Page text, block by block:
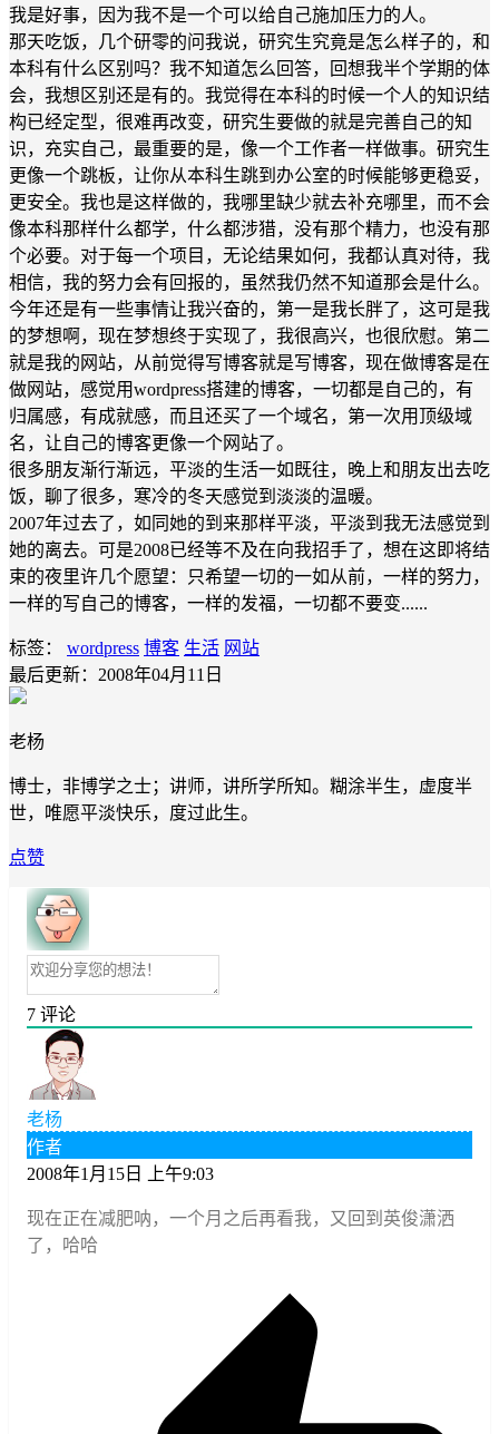
我是好事，因为我不是一个可以给自己施加压力的人。
那天吃饭，几个研零的问我说，研究生究竟是怎么样子的，和
本科有什么区别吗？我不知道怎么回答，回想我半个学期的体
会，我想区别还是有的。我觉得在本科的时候一个人的知识结
构已经定型，很难再改变，研究生要做的就是完善自己的知
识，充实自己，最重要的是，像一个工作者一样做事。研究生
更像一个跳板，让你从本科生跳到办公室的时候能够更稳妥，
更安全。我也是这样做的，我哪里缺少就去补充哪里，而不会
像本科那样什么都学，什么都涉猎，没有那个精力，也没有那
个必要。对于每一个项目，无论结果如何，我都认真对待，我
相信，我的努力会有回报的，虽然我仍然不知道那会是什么。
今年还是有一些事情让我兴奋的，第一是我长胖了，这可是我
的梦想啊，现在梦想终于实现了，我很高兴，也很欣慰。第二
就是我的网站，从前觉得写博客就是写博客，现在做博客是在
做网站，感觉用wordpress搭建的博客，一切都是自己的，有
归属感，有成就感，而且还买了一个域名，第一次用顶级域
名，让自己的博客更像一个网站了。
很多朋友渐行渐远，平淡的生活一如既往，晚上和朋友出去吃
饭，聊了很多，寒冷的冬天感觉到淡淡的温暖。
2007年过去了，如同她的到来那样平淡，平淡到我无法感觉到
她的离去。可是2008已经等不及在向我招手了，想在这即将结
束的夜里许几个愿望：只希望一切的一如从前，一样的努力，
一样的写自己的博客，一样的发福，一切都不要变......
标签： wordpress 博客 生活 网站
最后更新：2008年04月11日
老杨
博士，非博学之士；讲师，讲所学所知。糊涂半生，虚度半
世，唯愿平淡快乐，度过此生。
点赞
7 评论
老杨
作者
2008年1月15日 上午9:03
现在正在减肥呐，一个月之后再看我，又回到英俊潇洒
了，哈哈